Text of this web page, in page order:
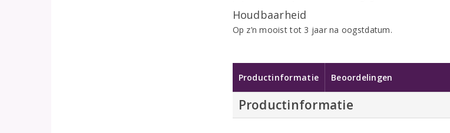
Houdbaarheid
Op z’n mooist tot 3 jaar na oogstdatum.
Productinformatie Beoordelingen
Productinformatie